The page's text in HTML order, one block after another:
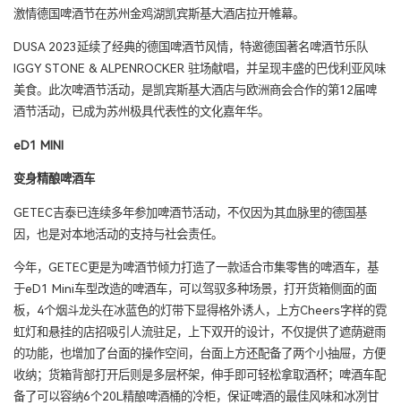
激情德国啤酒节在苏州金鸡湖凯宾斯基大酒店拉开帷幕。
DUSA 2023延续了经典的德国啤酒节风情，特邀德国著名啤酒节乐队
IGGY STONE & ALPENROCKER 驻场献唱，并呈现丰盛的巴伐利亚风味
美食。此次啤酒节活动，是凯宾斯基大酒店与欧洲商会合作的第12届啤
酒节活动，已成为苏州极具代表性的文化嘉年华。
eD1 MINI
变身精酿啤酒车
GETEC吉泰已连续多年参加啤酒节活动，不仅因为其血脉里的德国基
因，也是对本地活动的支持与社会责任。
今年，GETEC更是为啤酒节倾力打造了一款适合市集零售的啤酒车，基
于eD1 Mini车型改造的啤酒车，可以驾驭多种场景，打开货箱侧面的面
板，4个烟斗龙头在冰蓝色的灯带下显得格外诱人，上方Cheers字样的霓
虹灯和悬挂的店招吸引人流驻足，上下双开的设计，不仅提供了遮荫避雨
的功能，也增加了台面的操作空间，台面上方还配备了两个小抽屉，方便
收纳；货箱背部打开后则是多层杯架，伸手即可轻松拿取酒杯；啤酒车配
备了可以容纳6个20L精酿啤酒桶的冷柜，保证啤酒的最佳风味和冰冽甘